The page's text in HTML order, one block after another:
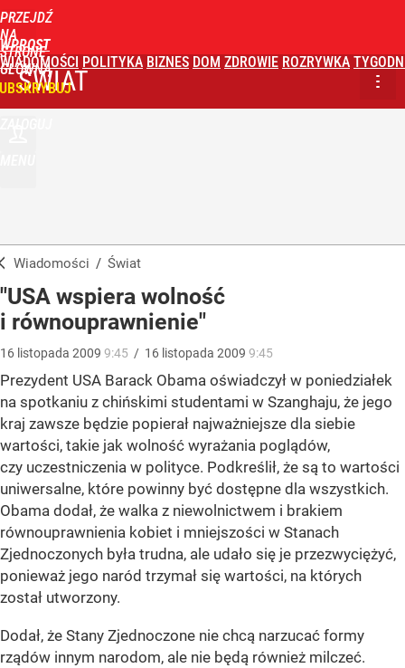
PRZEJDŹ
NA
STRONĘ
GŁÓWNĄ
WPROST
WIADOMOŚCI POLITYKA BIZNES DOM ZDROWIE ROZRYWKA
ŚWIAT
Wiadomości / Świat
"USA wspiera wolność
i równouprawnienie"
16 listopada 2009 9:45 / 16 listopada 2009 9:45
Prezydent USA Barack Obama oświadczył w poniedziałek
na spotkaniu z chińskimi studentami w Szanghaju, że jego
kraj zawsze będzie popierał najważniejsze dla siebie
wartości, takie jak wolność wyrażania poglądów,
czy uczestniczenia w polityce. Podkreślił, że są to wartości
uniwersalne, które powinny być dostępne dla wszystkich.
Obama dodał, że walka z niewolnictwem i brakiem
równouprawnienia kobiet i mniejszości w Stanach
Zjednoczonych była trudna, ale udało się je przezwyciężyć,
ponieważ jego naród trzymał się wartości, na których
został utworzony.
Dodał, że Stany Zjednoczone nie chcą narzucać formy
rządów innym narodom, ale nie będą również milczeć.